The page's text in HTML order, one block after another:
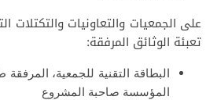
على الجمعيات والتعاونيات والتكتلات
تعبئة الوثائق المرفقة:
البطاقة التقنية للجمعية، المرفقة
المؤسسة صاحبة المشروع